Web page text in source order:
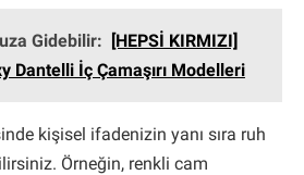
Gidebilir:
[HEPSİ KIRMIZI]
Dantelli İç Çamaşırı Modelleri
kişisel ifadenizin yanı sıra ruh
Örneğin, renkli cam